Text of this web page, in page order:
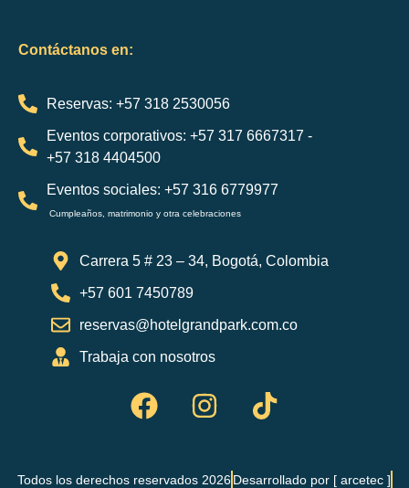
Contáctanos en:
Reservas: +57 318 2530056
Eventos corporativos: +57 317 6667317 -
+57 318 4404500
Eventos sociales: +57 316 6779977
Cumpleaños, matrimonio y otra celebraciones
Carrera 5 # 23 – 34, Bogotá, Colombia
+57 601 7450789
reservas@hotelgrandpark.com.co
Trabaja con nosotros
Todos los derechos reservados 2026 Desarrollado por [ arcetec ]